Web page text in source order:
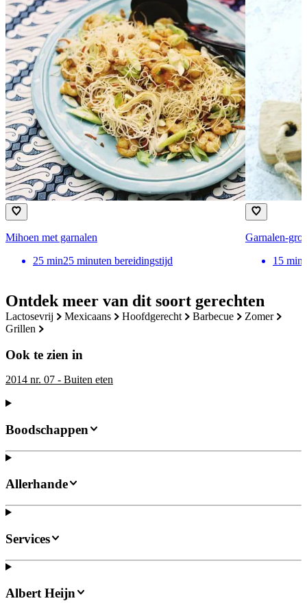
Ontdek meer van dit soort gerechten
lactosevrij mexicaans hoofdgerecht barbecue
zomer
grillen
Ook te zien in
2014 nr. 07 - Buiten eten
Mihoen met garnalen
25 min25 minuten bereidingstijd
Garnalen-
15 min
Boodschappen
Allerhande
Services
Albert Heijn